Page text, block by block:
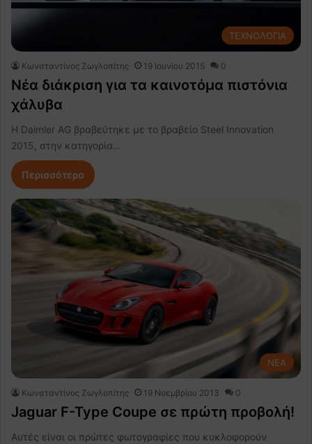
ΤΕΧΝΟΛΟΓΙΑ
Κωνσταντίνος Ζωγλοπίτης 19 Ιουνίου 2015 0
Νέα διάκριση για τα καινοτόμα πιστόνια
χάλυβα
Η Daimler AG βραβεύτηκε με το βραβείο Steel Innovation
2015, στην κατηγορία…
Περισσότερα
NEA
Κωνσταντίνος Ζωγλοπίτης 19 Νοεμβρίου 2013 0
Jaguar F-Type Coupe σε πρώτη προβολή!
Αυτές είναι οι πρώτες φωτογραφίες που κυκλοφορούν